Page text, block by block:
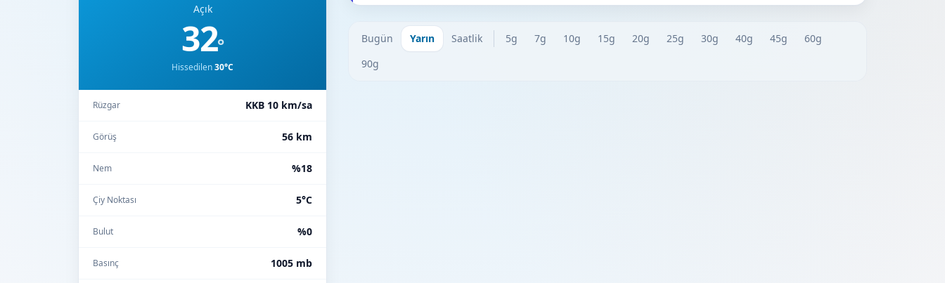
Açık
32°
Hissedilen30°C
Rüzgar KKB 10 km/sa
Görüş 56 km
Nem %18
Çiy Noktası 5°C
Bulut %0
Basınç 1005 mb
Bugün Yarın Saatlik 5g 7g 10g 15g 20g 25g 30g 40g 45g
60g
90g